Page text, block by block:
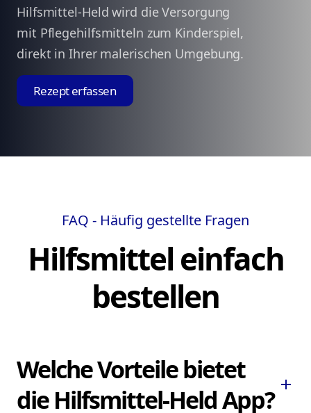
Hilfsmittel-Held wird die Versorgung
mit Pflegehilfsmitteln zum Kinderspiel,
direkt in Ihrer malerischen Umgebung.
Rezept erfassen
FAQ - Häufig gestellte Fragen
Hilfsmittel einfach
bestellen
Welche Vorteile bietet
die Hilfsmittel-Held App? add